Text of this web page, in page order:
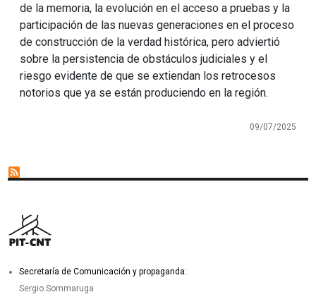
de la memoria, la evolución en el acceso a pruebas y la
participación de las nuevas generaciones en el proceso
de construcción de la verdad histórica, pero adviertió
sobre la persistencia de obstáculos judiciales y el
riesgo evidente de que se extiendan los retrocesos
notorios que ya se están produciendo en la región.
09/07/2025
Secretaría de Comunicación y propaganda:
Sergio Sommaruga